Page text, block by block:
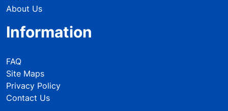
About Us
Information
FAQ
Site Maps
Privacy Policy
Contact Us